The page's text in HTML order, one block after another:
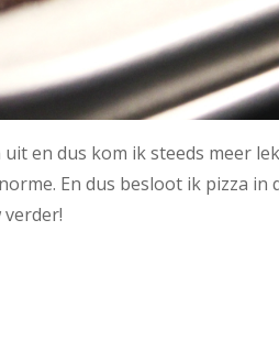
en dus kom ik steeds meer
En dus besloot ik pizza in